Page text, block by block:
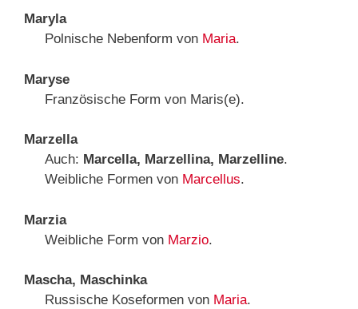
Maryla
Polnische Nebenform von Maria.
Maryse
Französische Form von Maris(e).
Marzella
Auch: Marcella, Marzellina, Marzelline.
Weibliche Formen von Marcellus.
Marzia
Weibliche Form von Marzio.
Mascha, Maschinka
Russische Koseformen von Maria.